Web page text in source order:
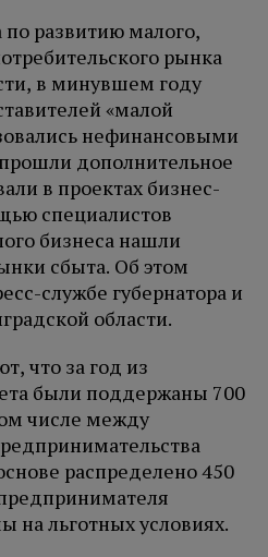
развитию малого,
рынка
в минувшем году
«малой
нефинансовыми
дополнительное
в проектах бизнес-
специалистов
бизнеса нашли
сбыта. Об этом
службе губернатора и
области.
что за год из
были поддержаны 700
числе между
распределено 450
на льготных условиях.